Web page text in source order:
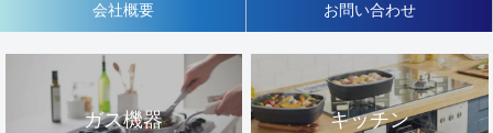
会社概要 お問い合わせ
ガス機器 キッチン